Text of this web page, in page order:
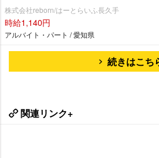
株式会社reborn/はーとらいふ長久手
時給1,140円
アルバイト・パート / 愛知県
続きはこち
関連リンク+